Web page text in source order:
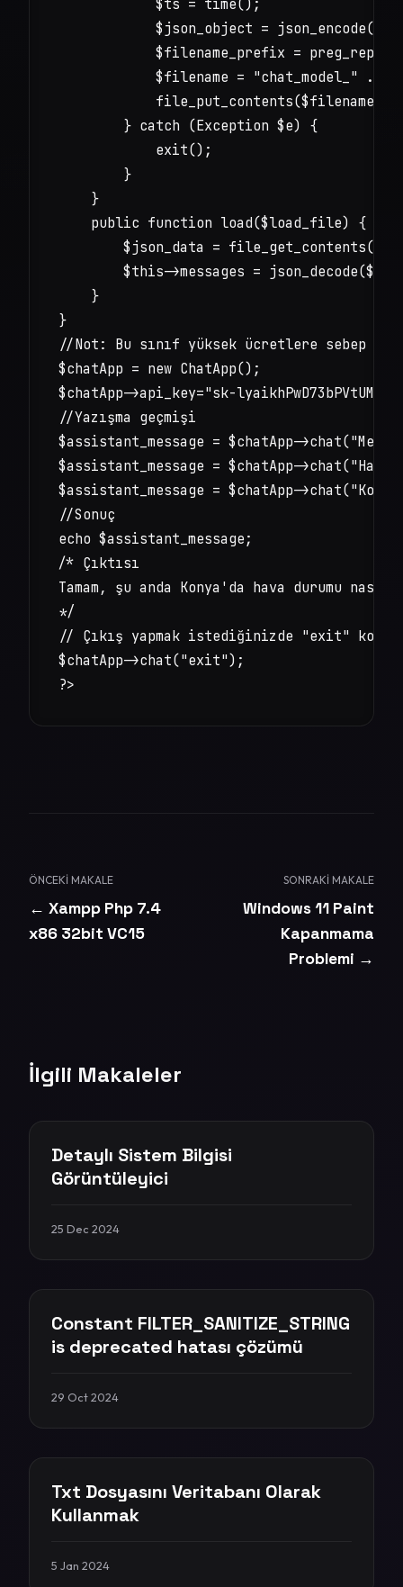
            $ts = time();
$json_object =
$filename_prefix =
$filename = "chat_model_" .
file_put_contents($filename,
        } catch (Exception $e) {
            exit();
        }
    }
    public function load($load_file) {
$json_data =
$this->messages =
    }
}
//Not: Bu sınıf yüksek ücretlere sebep
$chatApp = new ChatApp();
$chatApp->api_key="sk-
//Yazışma geçmişi
$assistant_message = $chatApp-
$assistant_message = $chatApp-
$assistant_message = $chatApp-
//Sonuç
echo $assistant_message;
/* Çıktısı
Tamam, şu anda Konya'da hava durumu
*/
// Çıkış yapmak istediğinizde "exit"
$chatApp->chat("exit");
?>
ÖNCEKI MAKALE
← Xampp Php 7.4
x86 32bit VC15
SONRAKI MAKALE
Windows 11 Paint
Kapanmama
Problemi →
İlgili Makaleler
Detaylı Sistem Bilgisi
Görüntüleyici
25 Dec 2024
Constant FILTER_SANITIZE_STRING
is deprecated hatası çözümü
29 Oct 2024
Txt Dosyasını Veritabanı Olarak
Kullanmak
5 Jan 2024